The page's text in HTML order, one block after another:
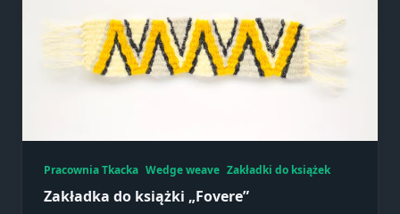
Pracownia Tkacka Wedge weave Zakładki do książek
Zakładka do książki „Fovere”